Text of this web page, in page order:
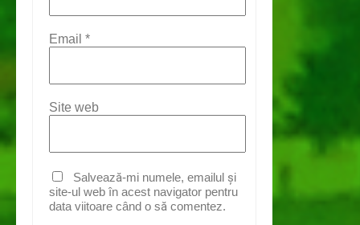
Email *
Site web
Salvează-mi numele, emailul și
site-ul web în acest navigator pentru
data viitoare când o să comentez.